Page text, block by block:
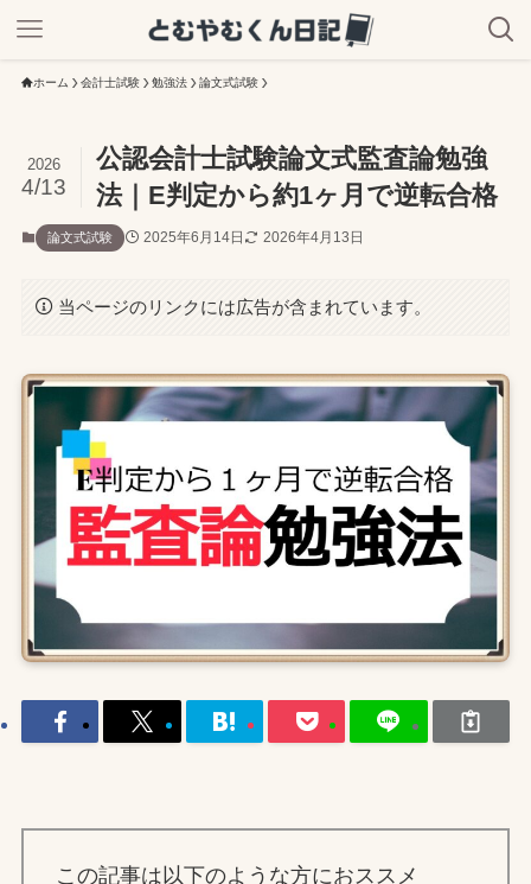
ホーム 会計士試験 勉強法 論文式試験
公認会計士試験論文式監査論勉強
法｜E判定から約1ヶ月で逆転合格
2026
4/13
論文式試験 2025年6月14日 2026年4月13日
当ページのリンクには広告が含まれています。
この記事は以下のような方におススメ